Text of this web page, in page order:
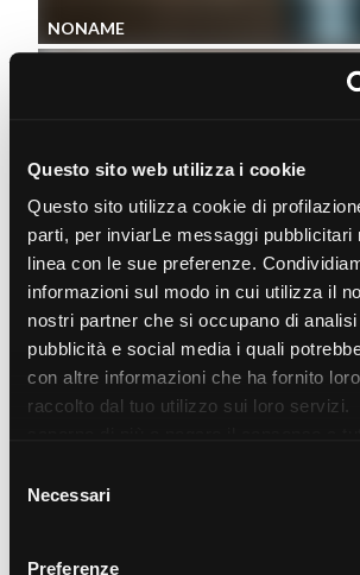
Questo sito web utilizza i cookie
Questo sito utilizza cookie di
parti, per inviarLe messaggi
linea con le sue preferenze.
informazioni sul modo in cui utilizza il
nostri partner che si occupano di
pubblicità e social media i quali
con altre informazioni che ha fornito
raccolto dal tuo utilizzo sui loro servizi.
cliccando sul tasto “Accetta i cookie”.
cookie di profilazione può negare il
delNecessari
Preferenze
NONAME
NOA
NOVITÀ